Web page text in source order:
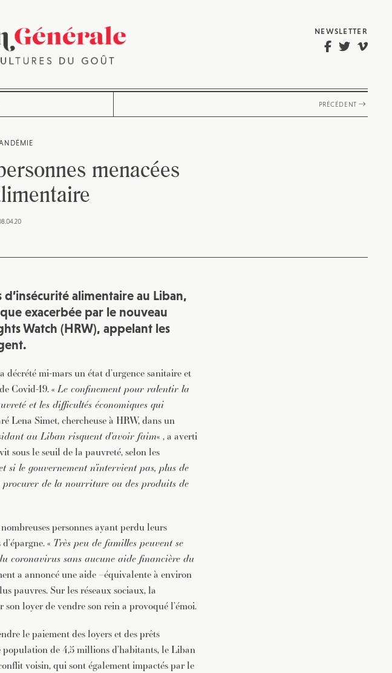
NEWSLETTER
PRÉCÉDENT
menacées
alimentaire au Liban,
exacerbée par le nouveau
Watch (HRW), appelant les
mi-mars un état d’urgence sanitaire et
Covid-19. «Le confinement pour ralentir la
et les difficultés économiques qui
Lena Simet, chercheuse à HRW, dans un
au Liban risquent d’avoir faim« , a averti
sous le seuil de la pauvreté, selon les
si le gouvernement n’intervient pas, plus de
de la nourriture ou des produits de
personnes ayant perdu leurs
« Très peu de familles peuvent se
coronavirus sans aucune aide financière du
a annoncé une aide –équivalente à environ
pauvres. Sur les réseaux sociaux, la
loyer de vendre son rein a provoqué l’émoi.
le paiement des loyers et des prêts
de 4,5 millions d’habitants, le Liban
voisin, qui sont également impactés par le